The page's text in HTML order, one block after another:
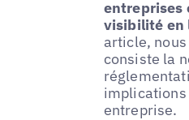
entreprises
visibilité en
article,
consiste la
entreprise.